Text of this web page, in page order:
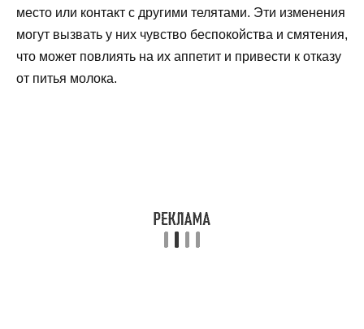
место или контакт с другими телятами. Эти изменения
могут вызвать у них чувство беспокойства и смятения,
что может повлиять на их аппетит и привести к отказу
от питья молока.